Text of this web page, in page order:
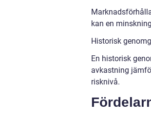
kan en
Historisk
En historisk
avkastning
risknivå.